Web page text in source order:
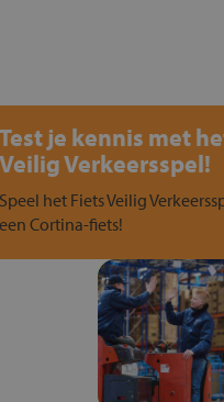
Test je kennis met
Veilig Verkeersspel!
Speel het Fiets Veilig
een Cortina-fiets!